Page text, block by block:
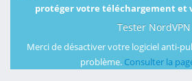
protéger votre téléchargement et
Tester NordVPN
Merci de désactiver votre logiciel anti-
problème. Consulter la